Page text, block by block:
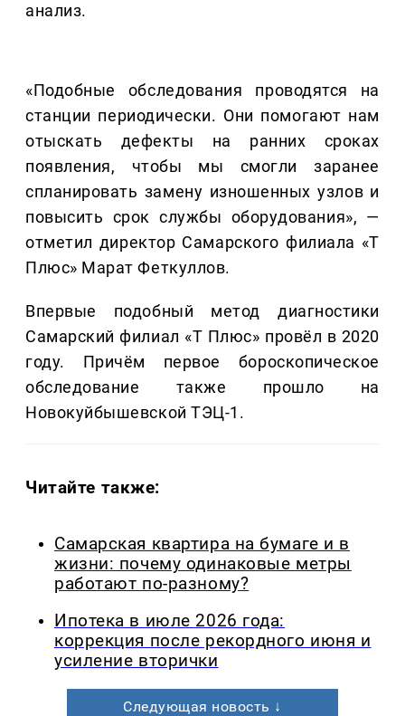
анализ.
«Подобные обследования проводятся на
станции периодически. Они помогают нам
отыскать дефекты на ранних сроках
появления, чтобы мы смогли заранее
спланировать замену изношенных узлов и
повысить срок службы оборудования», —
отметил директор Самарского филиала «Т
Плюс» Марат Феткуллов.
Впервые подобный метод диагностики
Самарский филиал «Т Плюс» провёл в 2020
году. Причём первое бороскопическое
обследование также прошло на
Новокуйбышевской ТЭЦ-1.
Читайте также:
Самарская квартира на бумаге и в
жизни: почему одинаковые метры
работают по-разному?
Ипотека в июле 2026 года:
коррекция после рекордного июня и
усиление вторички
Следующая новость ↓